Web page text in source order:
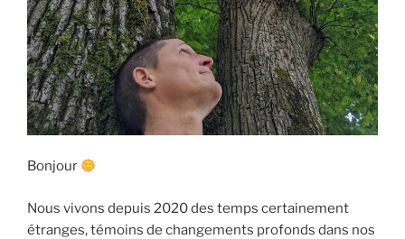
Bonjour
Nous vivons depuis 2020 des temps certainement
étranges, témoins de changements profonds dans nos